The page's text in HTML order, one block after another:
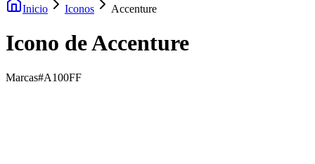
Inicio Iconos Accenture
Icono de Accenture
Marcas#A100FF